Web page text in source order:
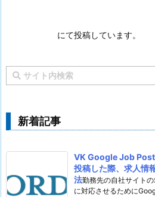
にて投稿しています。
新着記事
VK Google Job
投稿した際、求人情
法勤務先の自社サイト
に対応させるために